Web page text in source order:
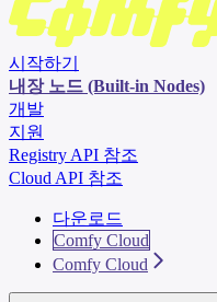
시작하기
내장 노드 (Built-in Nodes)
개발
지원
Registry API 참조
Cloud API 참조
다운로드
Comfy Cloud
Comfy Cloud